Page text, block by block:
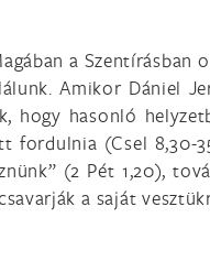
a Szentírásban
Amikor Dániel
hogy hasonló
fordulnia (Csel 8,30-
(2 Pét 1,20),
a saját